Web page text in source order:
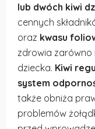
lub dwóch kiwi
cennych
oraz kwasu
zdrowia zarówno
dziecka. Kiwi
system
także obniża
problemów